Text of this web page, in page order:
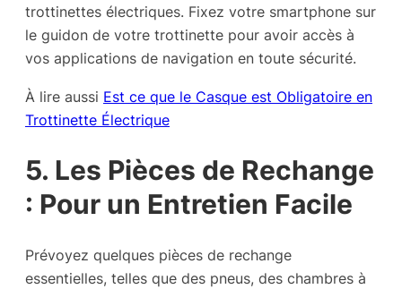
trottinettes électriques. Fixez votre smartphone sur
le guidon de votre trottinette pour avoir accès à
vos applications de navigation en toute sécurité.
À lire aussi Est ce que le Casque est Obligatoire en
Trottinette Électrique
5. Les Pièces de Rechange
: Pour un Entretien Facile
Prévoyez quelques pièces de rechange
essentielles, telles que des pneus, des chambres à